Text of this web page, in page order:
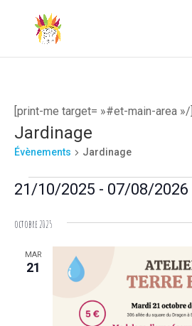
[print-me target= »#et-main-area »/]
Jardinage
Évènements Jardinage
Évènements
21/10/2025 - 07/08/2026
une
date.
octobre 2025
MAR
21